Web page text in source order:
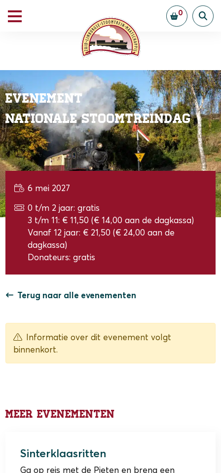
0
Evenement
Nationale Stoomtreindag
6 mei 2027
0 t/m 2 jaar: gratis
3 t/m 11: € 11,50 (€ 14,00 aan de dagkassa)
Vanaf 12 jaar: € 21,50 (€ 24,00 aan de
dagkassa)
Donateurs: gratis
Terug naar alle evenementen
Informatie over dit evenement volgt
binnenkort.
Meer evenementen
Sinterklaasritten
Ga op reis met de Pieten en breng een